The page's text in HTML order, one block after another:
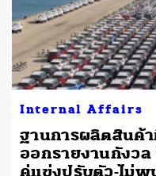
Internal Affairs
ฐานการผลิตสินค้า
ออกรายงานกังวล
คู่แข่งปรับตัว-ไม่พ